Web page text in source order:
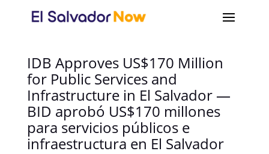
IDB Approves US$170 Million
for Public Services and
Infrastructure in El Salvador —
BID aprobó US$170 millones
para servicios públicos e
infraestructura en El Salvador